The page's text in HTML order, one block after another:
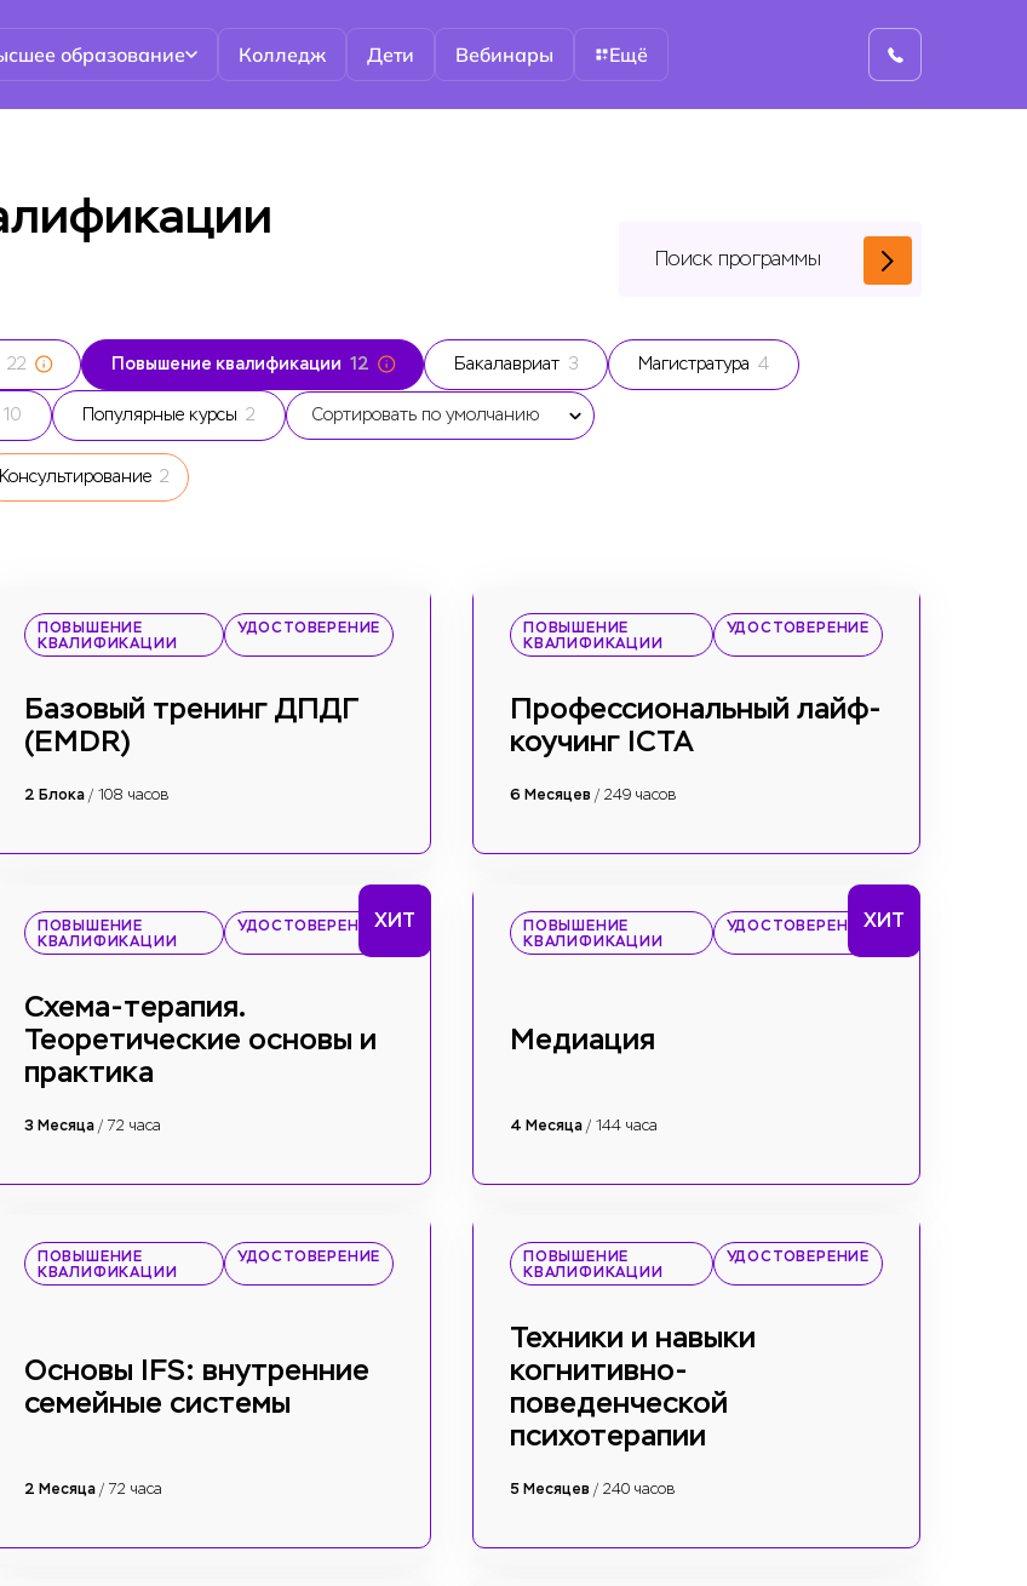
образование Колледж Дети Вебинары Ещё
22 Повышение квалификации 12 Бакалавриат 3 Магистратура 4
10 Популярные курсы 2 Сортировать по умолчанию
Консультирование 2
ПОВЫШЕНИЕ
КВАЛИФИКАЦИИ
УДОСТОВЕРЕНИЕ
Базовый тренинг ДПДГ
(EMDR)
2 Блока / 108 часов
ПОВЫШЕНИЕ
КВАЛИФИКАЦИИ
УДОСТОВЕРЕНИЕ
Профессиональный лайф-
коучинг ICTA
6 Месяцев / 249 часов
ХИТ
ПОВЫШЕНИЕ
КВАЛИФИКАЦИИ
УДОСТОВЕРЕНИЕ
Схема-терапия.
Теоретические основы и
практика
3 Месяца / 72 часа
ХИТ
ПОВЫШЕНИЕ
КВАЛИФИКАЦИИ
УДОСТОВЕРЕНИЕ
Медиация
4 Месяца / 144 часа
ПОВЫШЕНИЕ
КВАЛИФИКАЦИИ
УДОСТОВЕРЕНИЕ
Основы IFS: внутренние
семейные системы
2 Месяца / 72 часа
ПОВЫШЕНИЕ
КВАЛИФИКАЦИИ
УДОСТОВЕРЕНИЕ
Техники и навыки
когнитивно-
поведенческой
психотерапии
5 Месяцев / 240 часов